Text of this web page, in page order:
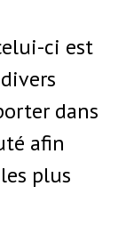
ci est
dans
afin
plus